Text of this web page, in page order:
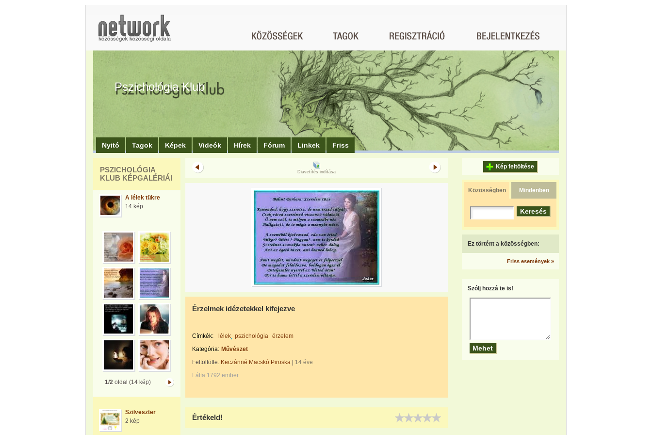
Pszichológia Klub
Nyitó Tagok Képek Videók Hírek Fórum Linkek Friss
PSZICHOLÓGIA
KLUB KÉPGALÉRIÁI
A lélek tükre
14 kép
1/2oldal (14 kép)
Szilveszter
2 kép
Diavetítés indítása
Érzelmek idézetekkel kifejezve
Címkék: lélek pszichológia érzelem
Kategória: Művészet
Feltöltötte: Keczánné Macskó Piroska
14 éve
Látta 1792 ember.
Értékeld!
Kép feltöltése
Közösségben Mindenben
Ez történt a közösségben:
Friss események »
Szólj hozzá te is!